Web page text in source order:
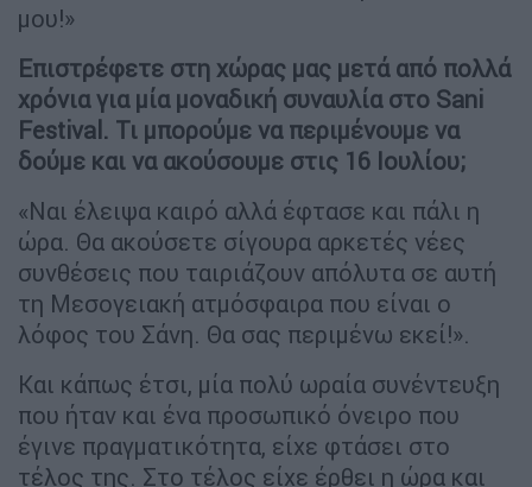
μου είναι από την Ελλάδα
Έχετε εμφανιστεί πολλές φορές στην
Ελλάδα και σίγουρα είστε ο αγαπημένος του
ιδιαίτερο δεσμό με την Ελλάδα; Πώς
αισθάνεστε όταν επιστρέφετε; Ίσως
υπάρχουν και κάποιοι παλιοί φίλοι εδώ;
«Είναι σίγουρα πολύ ιδιαίτερο! Μερικοί από
Ελλάδα. Έχω επίσης μια κόρη με μια
Ελληνίδα. Εξάλλου, δε θα ήμουν γνωστός ως
μουσικός αν δεν ήταν ο αγαπημένος μου